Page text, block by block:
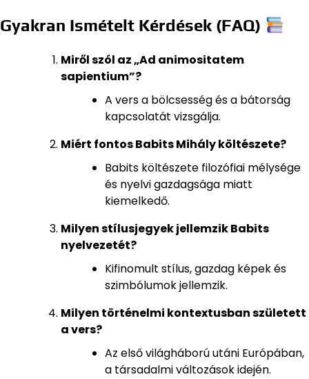
Gyakran Ismételt Kérdések (FAQ)
Miről szól az „Ad animositatem
sapientium”?
A vers a bölcsesség és a bátorság
kapcsolatát vizsgálja.
Miért fontos Babits Mihály költészete?
Babits költészete filozófiai mélysége
és nyelvi gazdagsága miatt
kiemelkedő.
Milyen stílusjegyek jellemzik Babits
nyelvezetét?
Kifinomult stílus, gazdag képek és
szimbólumok jellemzik.
Milyen történelmi kontextusban született
a vers?
Az első világháború utáni Európában,
a társadalmi változások idején.